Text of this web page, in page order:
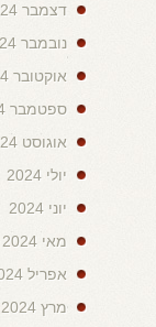
דצמבר 2024
נובמבר 2024
אוקטובר 2024
ספטמבר 2024
אוגוסט 2024
יולי 2024
יוני 2024
מאי 2024
אפריל 2024
מרץ 2024